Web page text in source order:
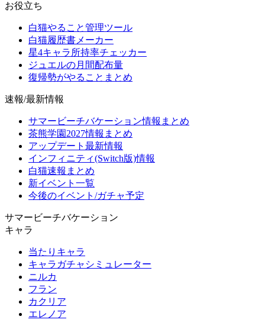
お役立ち
白猫やること管理ツール
白猫履歴書メーカー
星4キャラ所持率チェッカー
ジュエルの月間配布量
復帰勢がやることまとめ
速報/最新情報
サマービーチバケーション情報まとめ
茶熊学園2027情報まとめ
アップデート最新情報
インフィニティ(Switch版)情報
白猫速報まとめ
新イベント一覧
今後のイベント/ガチャ予定
サマービーチバケーション
キャラ
当たりキャラ
キャラガチャシミュレーター
ニルカ
フラン
カクリア
エレノア